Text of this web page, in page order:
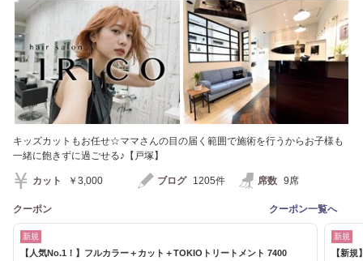
キッズカットもお任せ☆ママさんの目の届く範囲で施術を行うからお子様も
一緒に飽きずに過ごせる♪【戸塚】
カット ￥3,000 ブログ 1205件 席数 9席
クーポン クーポン一覧へ
新規
【人気No.1！】フルカラー＋カット＋TOKIOトリートメント 7400
新規
【新